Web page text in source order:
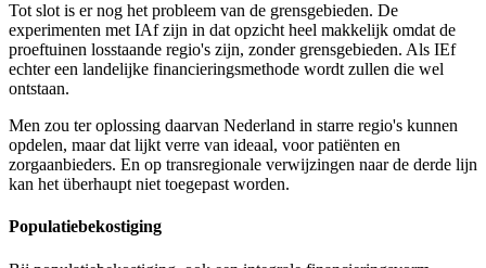
Tot slot is er nog het probleem van de grensgebieden. De
experimenten met IAf zijn in dat opzicht heel makkelijk omdat de
proeftuinen losstaande regio's zijn, zonder grensgebieden. Als IEf
echter een landelijke financieringsmethode wordt zullen die wel
ontstaan.
Men zou ter oplossing daarvan Nederland in starre regio's kunnen
opdelen, maar dat lijkt verre van ideaal, voor patiënten en
zorgaanbieders. En op transregionale verwijzingen naar de derde lijn
kan het überhaupt niet toegepast worden.
Populatiebekostiging